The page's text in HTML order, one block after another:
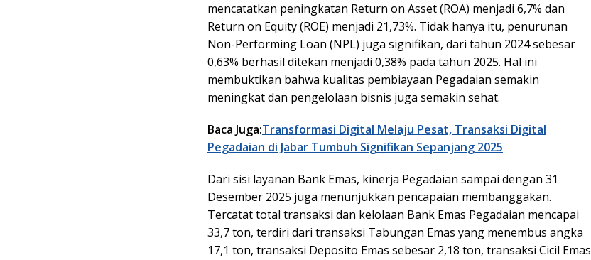
mencatatkan peningkatan Return on Asset (ROA) menjadi 6,7% dan
Return on Equity (ROE) menjadi 21,73%. Tidak hanya itu, penurunan
Non-Performing Loan (NPL) juga signifikan, dari tahun 2024 sebesar
0,63% berhasil ditekan menjadi 0,38% pada tahun 2025. Hal ini
membuktikan bahwa kualitas pembiayaan Pegadaian semakin
meningkat dan pengelolaan bisnis juga semakin sehat.
Baca Juga:Transformasi Digital Melaju Pesat, Transaksi Digital
Pegadaian di Jabar Tumbuh Signifikan Sepanjang 2025
Dari sisi layanan Bank Emas, kinerja Pegadaian sampai dengan 31
Desember 2025 juga menunjukkan pencapaian membanggakan.
Tercatat total transaksi dan kelolaan Bank Emas Pegadaian mencapai
33,7 ton, terdiri dari transaksi Tabungan Emas yang menembus angka
17,1 ton, transaksi Deposito Emas sebesar 2,18 ton, transaksi Cicil Emas